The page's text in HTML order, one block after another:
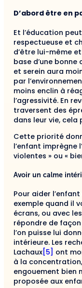
D’abord être en
Et l’éducation
respectueuse et
d’être lui-même
base d’une
et serein aura
par
moins enclin à
l’agressivité. En
traversent des
dans leur vie,
Cette priorité
l’enfant imprègne
violentes » ou «
Avoir un calme
Pour aider
exemple quand il
écrans, ou avec
répondre de
l’on puisse lui
intérieure. Les
Lachaux [5] ont
à la
engouement bien
proposée aux